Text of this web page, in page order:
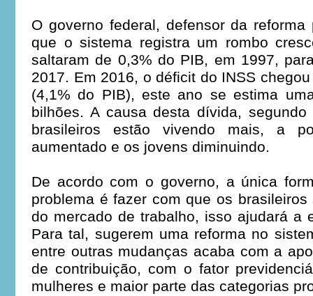
O governo federal, defensor da reforma
que o sistema registra um rombo
saltaram de 0,3% do PIB, em 1997,
2017. Em 2016, o déficit do INSS
(4,1% do PIB), este ano se estima
bilhões. A causa desta dívida,
brasileiros estão vivendo mais, a
aumentado e os jovens diminuindo.
De acordo com o governo, a única
problema é fazer com que os
do mercado de trabalho, isso ajudará a
Para tal, sugerem uma reforma no
entre outras mudanças acaba com a
de contribuição, com o fator
mulheres e maior parte das categorias